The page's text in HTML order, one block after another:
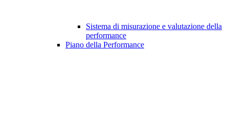
Sistema di misurazione e valutazione della
performance
Piano della Performance